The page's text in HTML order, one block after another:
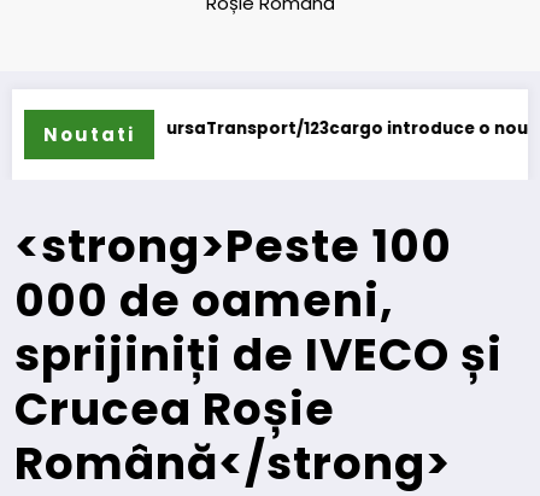
Noutati123cargo introduce o nouă funcționalitate
<strong>Peste 100
000 de oameni,
sprijiniți de IVECO și
Crucea Roșie
Română</strong>